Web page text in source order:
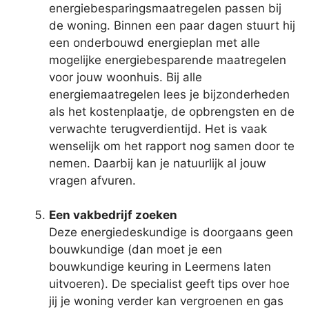
energiebesparingsmaatregelen passen bij
de woning. Binnen een paar dagen stuurt hij
een onderbouwd energieplan met alle
mogelijke energiebesparende maatregelen
voor jouw woonhuis. Bij alle
energiemaatregelen lees je bijzonderheden
als het kostenplaatje, de opbrengsten en de
verwachte terugverdientijd. Het is vaak
wenselijk om het rapport nog samen door te
nemen. Daarbij kan je natuurlijk al jouw
vragen afvuren.
Een vakbedrijf zoeken
Deze energiedeskundige is doorgaans geen
bouwkundige (dan moet je een
bouwkundige keuring in Leermens laten
uitvoeren). De specialist geeft tips over hoe
jij je woning verder kan vergroenen en gas